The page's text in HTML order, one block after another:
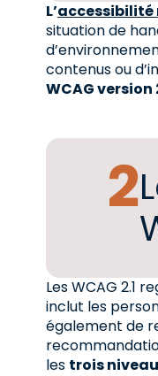
L’accessibilité
situation de
contenus ou
WCAG version
Les WCAG 2.1
inclut les
également de
les trois